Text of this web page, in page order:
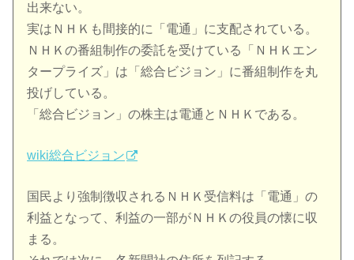
出来ない。
実はＮＨＫも間接的に「電通」に支配されている。
ＮＨＫの番組制作の委託を受けている「ＮＨＫエン
タープライズ」は「総合ビジョン」に番組制作を丸
投げしている。
「総合ビジョン」の株主は電通とＮＨＫである。
wiki総合ビジョン
国民より強制徴収されるＮＨＫ受信料は「電通」の
利益となって、利益の一部がＮＨＫの役員の懐に収
まる。